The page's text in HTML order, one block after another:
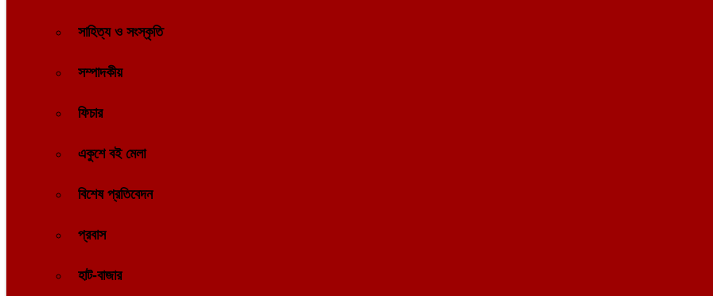
সাহিত্য ও সংস্কৃতি
সম্পাদকীয়
ফিচার
একুশে বই মেলা
বিশেষ প্রতিবেদন
প্রবাস
হাট-বাজার